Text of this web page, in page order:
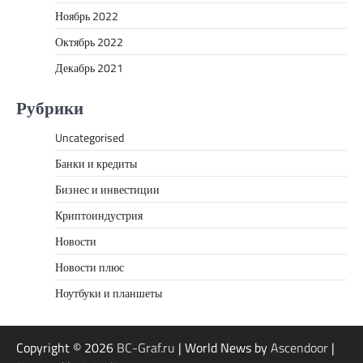
Ноябрь 2022
Октябрь 2022
Декабрь 2021
Рубрики
Uncategorised
Банки и кредиты
Бизнес и инвестиции
Криптоиндустрия
Новости
Новости плюс
Ноутбуки и планшеты
Copyright © 2026 BC-Graf.ru | World News byAscendoor |